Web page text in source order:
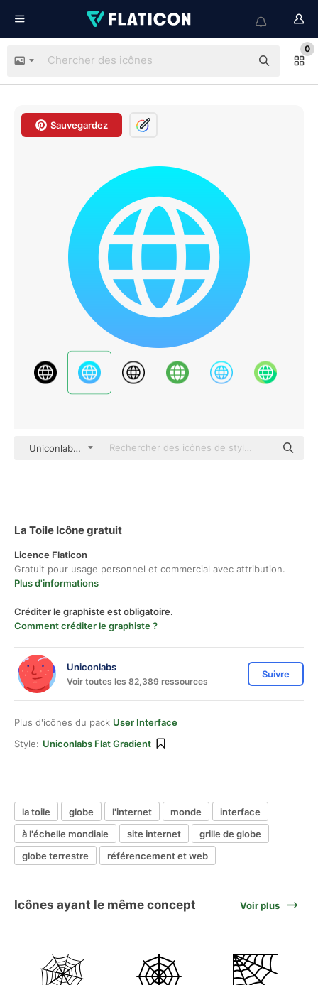
0
Sauvegardez
Uniconlabs Flat Gradient
La Toile Icône gratuit
Licence Flaticon
Gratuit pour usage personnel et commercial avec attribution.
Plus d'informations
Créditer le graphiste est obligatoire.
Comment créditer le graphiste ?
Uniconlabs
Voir toutes les 82,389 ressources
Suivre
Plus d'icônes du pack User Interface
Style: Uniconlabs Flat Gradient
la toile globe l'internet monde
interface
à l'échelle mondiale
site internet
grille de globe
globe terrestre
référencement et web
Icônes ayant le même concept Voir plus